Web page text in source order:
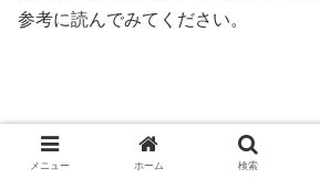
参考に読んでみてください。
スポンサードリンク
メニュー ホーム 検索